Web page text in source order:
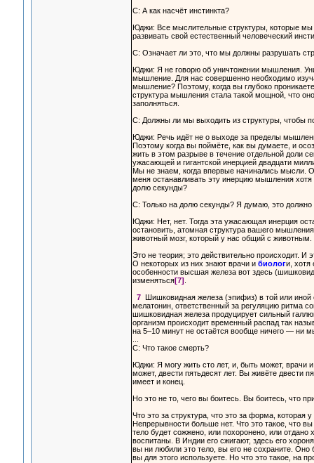
С: А как насчёт инстинкта?
Юджи: Все мыслительные структуры, которые мы
развивать свой естественный человеческий
С: Означает ли это, что мы должны разрушать
Юджи: Я не говорю об уничтожении мышления.
мышление. Для нас совершенно необходимо
мышление? Поэтому, когда вы глубоко
структура мышления стала такой мощной, что
заполняться.
С: Должны ли мы выходить из структуры, чтобы
Юджи: Речь идёт не о выходе за пределы
Поэтому когда вы поймёте, как вы думаете, и
жить в этом разрыве в течение отдельной доли
ужасающей и гигантской инерцией двадцати
Мы не знаем, когда впервые начинались мысли.
меня останавливать эту инерцию мышления хотя
долю секунды?
С: Только на долю секунды? Я думаю, это должно
Юджи: Нет, нет. Тогда эта ужасающая инерция
остановить, атомная структура вашего
животный мозг, который у нас общий с животным.
Это не теория; это действительно происходит. И
О некоторых из них знают врачи и биологи, хотя
особенности высшая железа вот здесь
изменяться[7]
7Шишковидная железа (эпифиз) в той или иной
мелатонин, ответственный за регуляцию ритма
шишковидная железа продуцирует сильный
организм происходит временный распад так
на 5–10 минут не остаётся вообще ничего — ни
С: Что такое смерть?
Юджи: Я могу жить сто лет, и, быть может, врачи
может, двести пятьдесят лет. Вы живёте двести
имеет и конец.
Но это не то, чего вы боитесь. Вы боитесь, что
Что это за структура, что это за форма,
Непрерывности больше нет. Что это такое, что
тело будет сожжено, или похоронено, или отдано
воспитаны. В Индии его сжигают, здесь его
вы ни любили это тело, вы его не сохраните. Оно
вы для этого используете. Но что это такое, на